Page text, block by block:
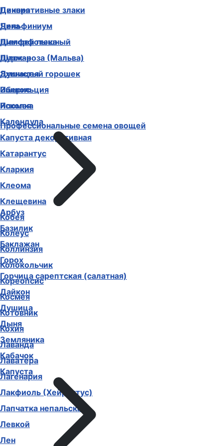
Декоративные злаки
Дельфиниум
Диморфотека
Дурман
Душистый горошек
Иберис
Ипомея
Календула
Капуста декоративная
Катарантус
Кларкия
Клеома
Клещевина
Кобея
Колеус
Коллинзия
Колокольчик
Кореопсис
Космея
Котовник
Кохия
Лаванда
Лаватера
Лагенария
Лакфиоль (Хейрантус)
Лапчатка непальская
Левкой
Лен
Цинния
Чина
Шалфей пышный
Шток-роза (Мальва)
Эхинацея
Эшшольция
Ясколка
Профессиональные семена овощей
Арбуз
Базилик
Баклажан
Горох
Горчица сарептская (салатная)
Дайкон
Душица
Дыня
Земляника
Кабачок
Капуста